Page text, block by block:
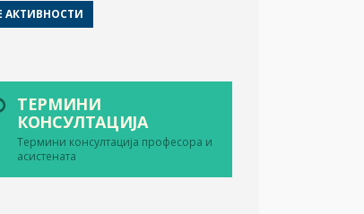
АКТИВНОСТИ
ТЕРМИНИ
КОНСУЛТАЦИЈА
Термини консултација професора и
асистената